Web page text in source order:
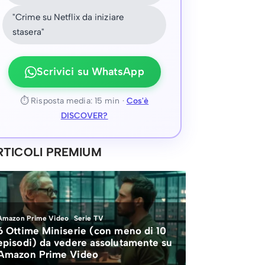
"Crime su Netflix da iniziare
stasera"
Scrivici su WhatsApp
⏱ Risposta media: 15 min · Cos'è
DISCOVER?
PREMIUM